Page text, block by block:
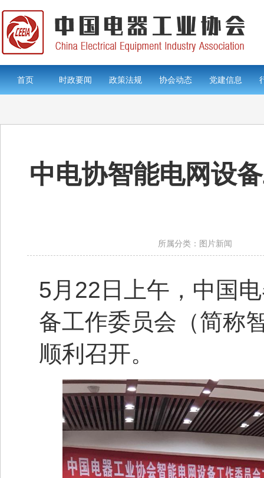
首页 时政要闻 政策法规 协会动态 党建信息
中电协智能电网设
所属分类：图片新闻
5月22日上午，中国
备工作委员会（简称
顺利召开。